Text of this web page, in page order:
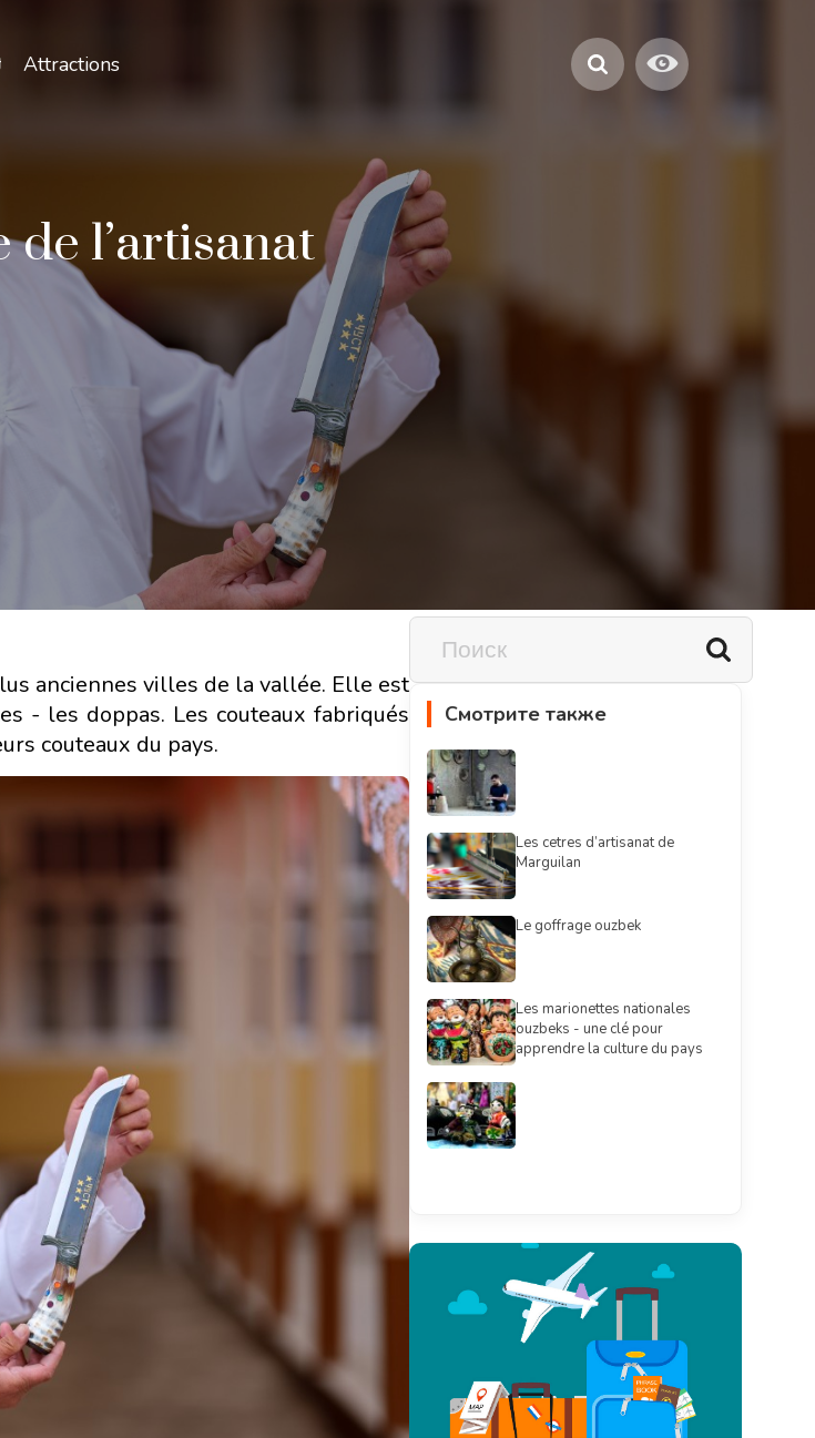
Attractions
l’artisanat
anciennes villes de la vallée. Elle est
- les doppas. Les couteaux fabriqués
couteaux du pays.
Смотрите также
Les cetres d’artisanat de
Marguilan
Le goffrage ouzbek
Les marionettes nationales
ouzbeks - une clé pour
apprendre la culture du pays